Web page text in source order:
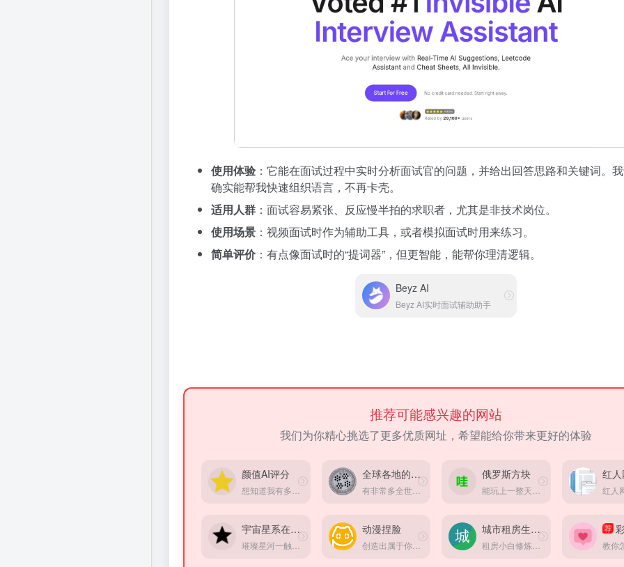
使用体验 ：它能在面试过程中实时分析面试官的问题，并给出回答思路和关键词。我
确实能帮我快速组织语言，不再卡壳。
适用人群 ：面试容易紧张、反应慢半拍的求职者，尤其是非技术岗位。
使用场景 ：视频面试时作为辅助工具，或者模拟面试时用来练习。
简单评价：有点像面试时的“提词器”，但更智能，能帮你理清逻辑。
Beyz AI
Beyz AI实时面试辅助助手
推荐可能感兴趣的网站
我们为你精心挑选了更多优质网址，希望能给你带来更好的体验
颜值AI评分 全球各地的井盖
有非常多全世界各地有趣的井盖！还能看这个井盖具体在什么地方
俄罗斯方块 红人
宇宙星系在线观赏 动漫捏脸
创造出属于你的独一无二的动漫人物！
城市租房生存指南 荐 彩